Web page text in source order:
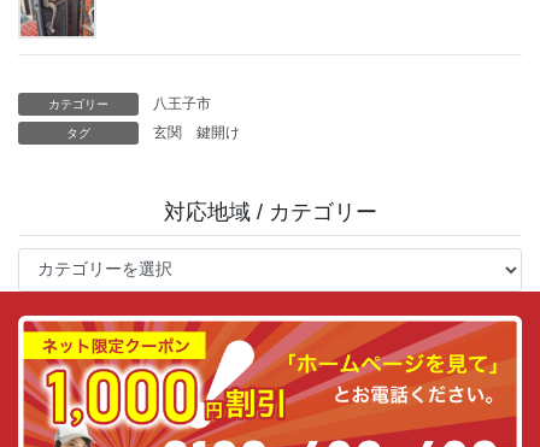
カテゴリー 八王子市
タグ 玄関 鍵開け
対応地域 / カテゴリー
応
地
カ
テ